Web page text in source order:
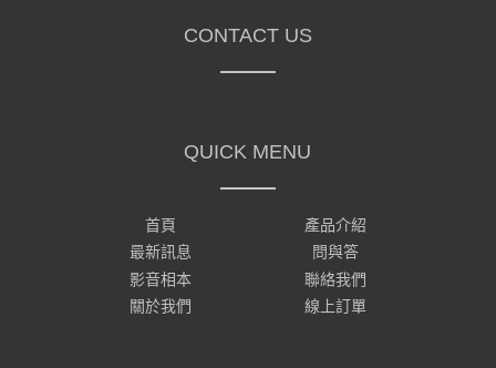
CONTACT US
QUICK MENU
首頁
產品介紹
最新訊息
問與答
影音相本
聯絡我們
關於我們
線上訂單